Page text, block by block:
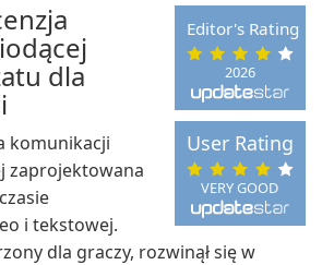
2026
Editor's Rating
VERY GOOD
User Rating
dla
komunikacji
zaprojektowana
i tekstowej.
dla graczy, rozwinął się w